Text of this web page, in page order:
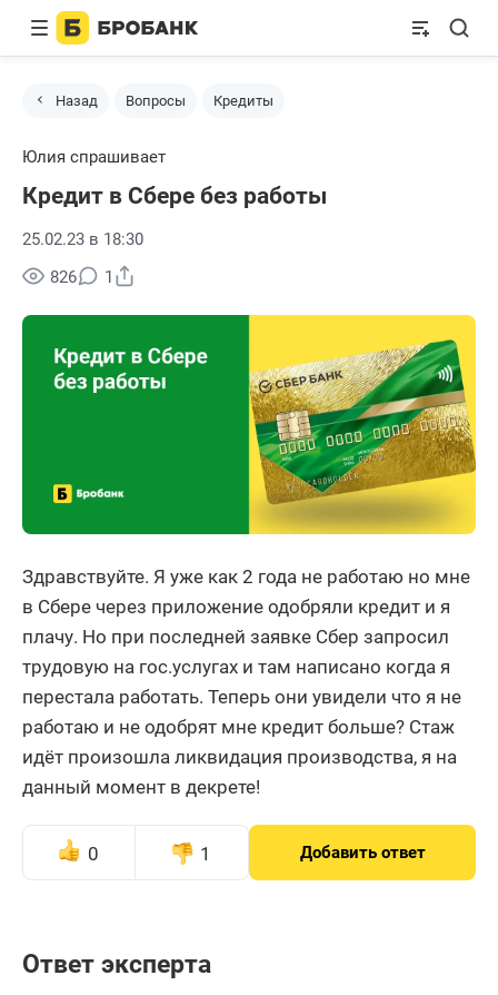
Назад Вопросы Кредиты
Юлия спрашивает
Кредит в Сбере без работы
25.02.23 в 18:30
826
1
Здравствуйте. Я уже как 2 года не работаю но мне
в Сбере через приложение одобряли кредит и я
плачу. Но при последней заявке Сбер запросил
трудовую на гос.услугах и там написано когда я
перестала работать. Теперь они увидели что я не
работаю и не одобрят мне кредит больше? Стаж
идёт произошла ликвидация производства, я на
данный момент в декрете!
0 1 Добавить ответ
Ответ эксперта